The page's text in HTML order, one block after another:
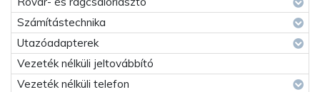
Számítástechnika
Utazóadapterek
Vezeték nélküli jeltovábbító
Vezeték nélküli telefon